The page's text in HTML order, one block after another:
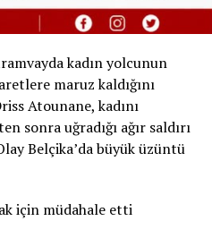
aile birleşiminin
Ayrıca Mart 2025’te
sahip kişiler için aile
kararı getirilmişti.
sıfır tolerans
geçirildiğini
kadın yolcunun
maruz kaldığını
Atounane, kadını
sonra uğradığı ağır saldırı
Belçika’da büyük üzüntü
için müdahale etti